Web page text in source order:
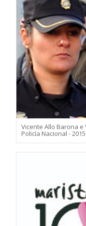
Vicente Allo Barona
Policía Nacional - 2015